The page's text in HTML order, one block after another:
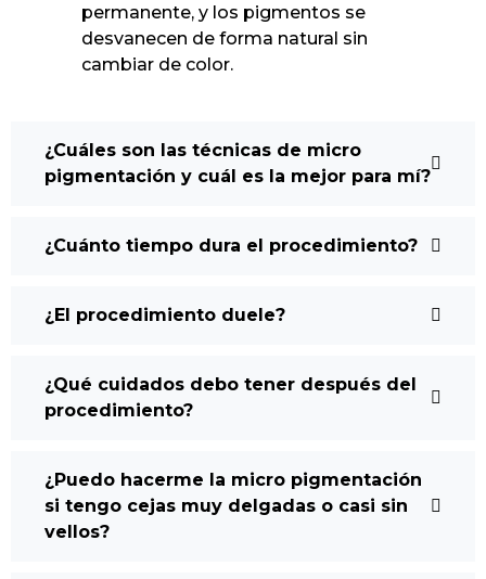
permanente, y los pigmentos se
desvanecen de forma natural sin
cambiar de color.
¿Cuáles son las técnicas de micro
pigmentación y cuál es la mejor para mí?
¿Cuánto tiempo dura el procedimiento?
¿El procedimiento duele?
¿Qué cuidados debo tener después del
procedimiento?
¿Puedo hacerme la micro pigmentación
si tengo cejas muy delgadas o casi sin
vellos?